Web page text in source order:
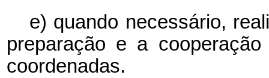
e) quando necessário,
preparação e a
coordenadas.